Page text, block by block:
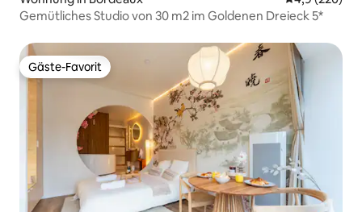
Gemütliches Studio von 30 m2 im Goldenen Dreieck 5*
Gäste-Favorit
Gäste-Favorit